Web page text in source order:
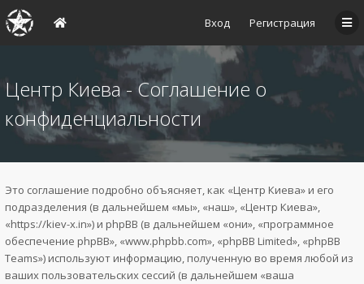
Вход Регистрация
Центр Киева - Соглашение о
конфиденциальности
Это соглашение подробно объясняет, как «Центр Киева» и его
подразделения (в дальнейшем «мы», «наш», «Центр Киева»,
«https://kiev-x.in») и phpBB (в дальнейшем «они», «программное
обеспечение phpBB», «www.phpbb.com», «phpBB Limited», «phpBB
Teams») используют информацию, полученную во время любой из
ваших пользовательских сессий (в дальнейшем «ваша